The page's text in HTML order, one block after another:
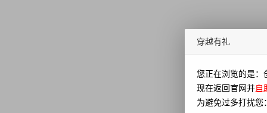
穿越有礼
您正在浏览的是：
现在返回官网并自
为避免过多打扰您